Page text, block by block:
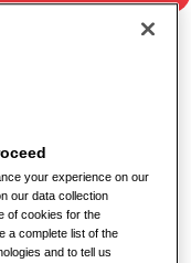
3970
Interior
Jebres
your experience on our
our data collection
of cookies for the
a complete list of the
and to tell us